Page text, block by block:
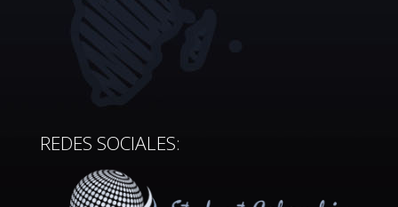
REDES SOCIALES: